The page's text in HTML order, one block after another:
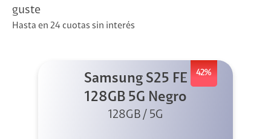
guste
Hasta en 24 cuotas sin interés
42%
Samsung S25 FE
128GB 5G Negro
128GB / 5G